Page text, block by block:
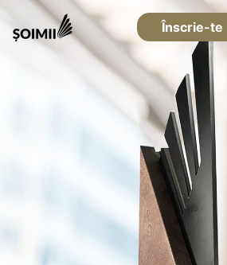
Înscrie-te